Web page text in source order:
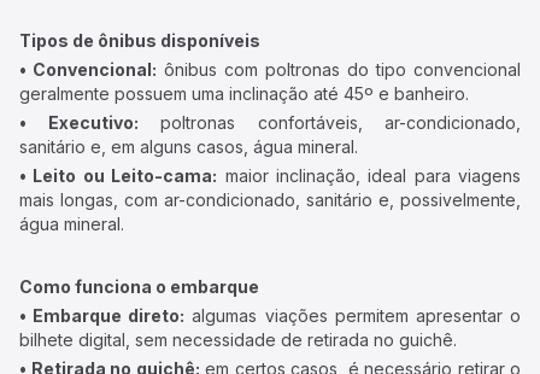
Tipos de ônibus disponíveis
• Convencional: ônibus com poltronas do tipo convencional
geralmente possuem uma inclinação até 45º e banheiro.
• Executivo: poltronas confortáveis, ar-condicionado,
sanitário e, em alguns casos, água mineral.
• Leito ou Leito-cama: maior inclinação, ideal para viagens
mais longas, com ar-condicionado, sanitário e, possivelmente,
água mineral.
Como funciona o embarque
• Embarque direto: algumas viações permitem apresentar o
bilhete digital, sem necessidade de retirada no guichê.
• Retirada no guichê: em certos casos, é necessário retirar o